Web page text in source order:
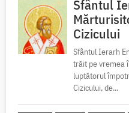
Sfântul
Cizicului
Sfântul Ierarh
trăit pe vremea
luptătorul
Cizicului, de...